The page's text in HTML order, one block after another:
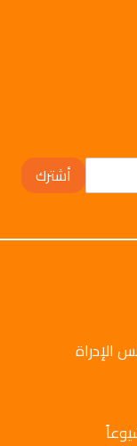
أشترك
الإدراة